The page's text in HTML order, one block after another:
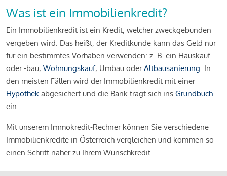
Was ist ein Immobilienkredit?
Ein Immobilienkredit ist ein Kredit, welcher zweckgebunden
vergeben wird. Das heißt, der Kreditkunde kann das Geld nur
für ein bestimmtes Vorhaben verwenden: z. B. ein Hauskauf
oder -bau, Wohnungskauf, Umbau oderAltbausanierung. In
den meisten Fällen wird der Immobilienkredit mit einer
Hypothek abgesichert und die Bank trägt sich ins Grundbuch
ein.
Mit unserem Immokredit-Rechner können Sie verschiedene
Immobilienkredite in Österreich vergleichen und kommen so
einen Schritt näher zu Ihrem Wunschkredit.